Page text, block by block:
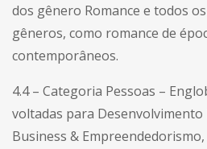
dos gênero Romance e todos
gêneros, como romance de
contemporâneos.
4.4 – Categoria Pessoas –
voltadas para Desenvolvimento
Business &